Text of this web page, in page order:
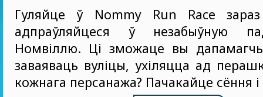
Гуляйце ў Nommy Run Race
адпраўляйцеся ў незабыўную
Номвіллю. Ці зможаце вы
заваяваць вуліцы, ухіляцца ад
кожнага персанажа? Пачакайце сёння